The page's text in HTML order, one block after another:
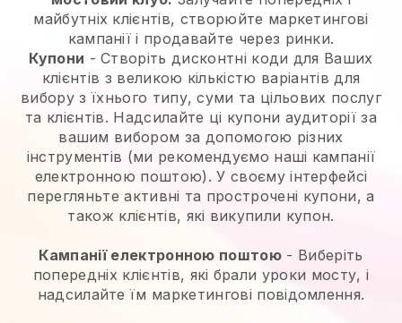
майбутніх клієнтів, створюйте маркетингові
кампанії і продавайте через ринки.
Купони - Створіть дисконтні коди для Ваших
клієнтів з великою кількістю варіантів для
вибору з їхнього типу, суми та цільових послуг
та клієнтів. Надсилайте ці купони аудиторії за
вашим вибором за допомогою різних
інструментів (ми рекомендуємо наші кампанії
електронною поштою). У своєму інтерфейсі
перегляньте активні та прострочені купони, а
також клієнтів, які викупили купон.
Кампанії електронною поштою - Виберіть
попередніх клієнтів, які брали уроки мосту, і
надсилайте їм маркетингові повідомлення.